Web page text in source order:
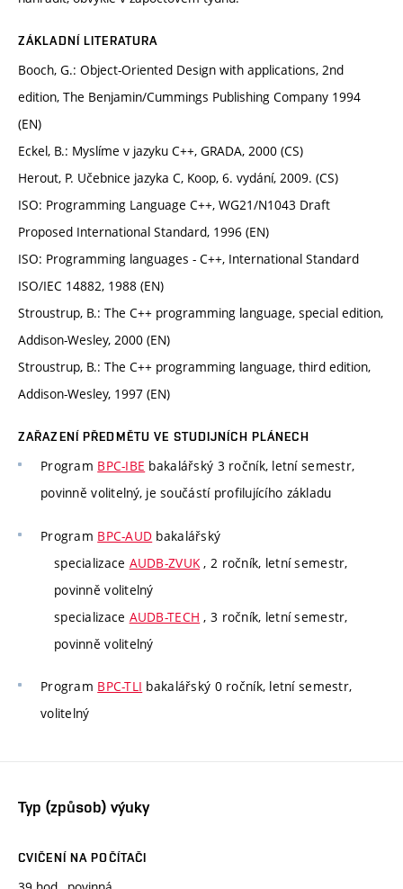
ZÁKLADNÍ LITERATURA
Booch, G.: Object-Oriented Design with applications, 2nd
edition, The Benjamin/Cummings Publishing Company 1994
(EN)
Eckel, B.: Myslíme v jazyku C++, GRADA, 2000 (CS)
Herout, P. Učebnice jazyka C, Koop, 6. vydání, 2009. (CS)
ISO: Programming Language C++, WG21/N1043 Draft
Proposed International Standard, 1996 (EN)
ISO: Programming languages - C++, International Standard
ISO/IEC 14882, 1988 (EN)
Stroustrup, B.: The C++ programming language, special edition,
Addison-Wesley, 2000 (EN)
Stroustrup, B.: The C++ programming language, third edition,
Addison-Wesley, 1997 (EN)
ZAŘAZENÍ PŘEDMĚTU VE STUDIJNÍCH PLÁNECH
Program BPC-IBE bakalářský 3 ročník, letní semestr,
povinně volitelný, je součástí profilujícího základu
Program BPC-AUD bakalářský
specializace AUDB-ZVUK , 2 ročník, letní semestr,
povinně volitelný
specializace AUDB-TECH , 3 ročník, letní semestr,
povinně volitelný
Program BPC-TLI bakalářský 0 ročník, letní semestr,
volitelný
Typ (způsob) výuky
CVIČENÍ NA POČÍTAČI